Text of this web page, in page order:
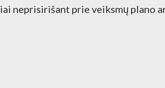
neprisirišant prie veiksmų plano